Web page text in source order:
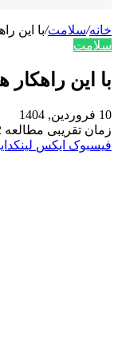
خانه/سلامت/با این
سلامت
با این
10 فروردین, 1404
زمان تقریبی مطالعه 2 دقیقه
فیسبوک ایکس